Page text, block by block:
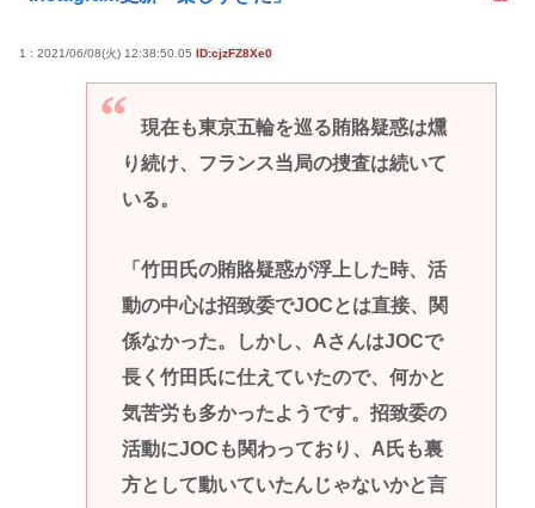
1 : 2021/06/08(火) 12:38:50.05 ID:cjzFZ8Xe0
現在も東京五輪を巡る賄賂疑惑は燻
り続け、フランス当局の捜査は続いて
いる。
「竹田氏の賄賂疑惑が浮上した時、活
動の中心は招致委でJOCとは直接、関
係なかった。しかし、AさんはJOCで
長く竹田氏に仕えていたので、何かと
気苦労も多かったようです。招致委の
活動にJOCも関わっており、A氏も裏
方として動いていたんじゃないかと言